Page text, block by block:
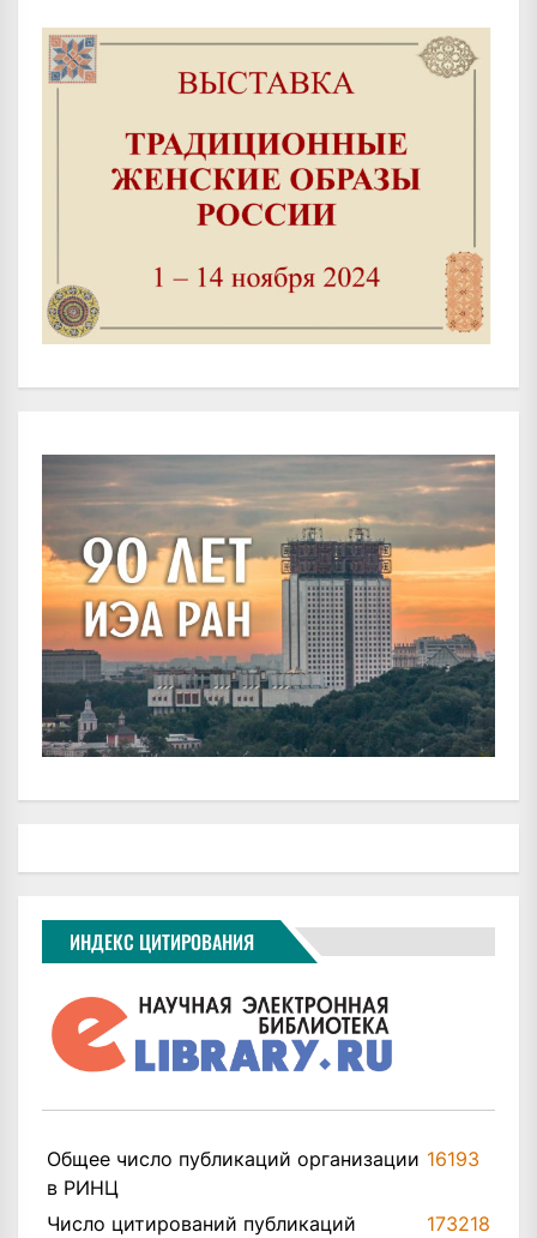
ИНДЕКС ЦИТИРОВАНИЯ
Общее число публикаций организации
в РИНЦ
16193
Число цитирований публикаций
173218